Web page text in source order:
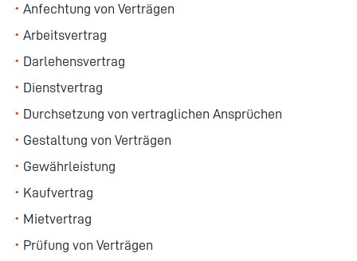
Anfechtung von Verträgen
Arbeitsvertrag
Darlehensvertrag
Dienstvertrag
Durchsetzung von vertraglichen Ansprüchen
Gestaltung von Verträgen
Gewährleistung
Kaufvertrag
Mietvertrag
Prüfung von Verträgen